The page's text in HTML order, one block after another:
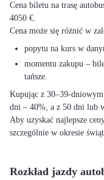
Cena biletu na trasę
4050 €.
Cena może się różnić w
popytu na kurs w
momentu zakupu –
tańsze.
Kupując z 30–39-
dni – 40%, a z 50 dni lub
Aby uzyskać najlepsze
szczególnie w okresie
Rozkład jazdy